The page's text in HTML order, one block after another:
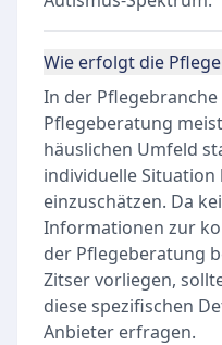
Wie erfolgt die
In der
Pflegeberatung
häuslichen Umfeld
individuelle
einzuschätzen. Da
Informationen zur
der Pflegeberatung
Zitser vorliegen,
diese spezifischen
Anbieter erfragen.